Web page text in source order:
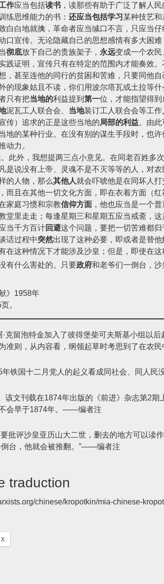
作应当包括读书 ，读那些有助于广泛了解人
练思维能力的书： 还应当包括学习 某种技艺和
白白地就擒，革命者应当缄口不言，只应当
口宣传。无论隐藏自己的思想感情有多大困
彻底放下自己的贵族架子， 永远变成一个农
践证明，宣传只有在特定的范围内才能奏效
，甚至连他的同行的贫困和苦难，只要同他
的现象姑且不读，你们用波尔塔瓦或土拉等
只有把当地的利益提到 第一位，才能指望得
泥瓦工人联合会、 当地装订工人联合会等工作
传）追求的正是这些当地的局部的利益。由
地的某种行业。在没有别的谋生手段时，也
动力。
外，我想提两三点小意见。在同老百姓多
是说没有上帝、灵魂不是不灭等等的人，对
的人物，那么其他人就会吓唬他是在同坏人
而且在其他一切文化方面，即在衣着方面（
家庭习惯和宗教信仰方面 ，他也应当是一个
堂里走走；每逢星期三和星期五应当戒斋，
当千方百计回避这个问题，要把一切苦难都归
话过程中突然出现了这种必要，即或者是替
这种情况下才能涉及沙皇；但是，即使在这
有什么害处的。只要政府和老爷们一倒台，
》1958年
。
·克留泡特金加入了彼得堡柴可夫斯基小组以
准则，从内容看，纲领起草时考思到了在农
年铁国十二月党人的起义看成同社会、同人
该文刊载在1874年出版的《前进》杂志第2
会早于1874年。——编者注
批评沙皇亚历山大二世，删去的地方可以读
台，他就会被推翻。”——编者注
traduction
chinese/kropotkin/mia-chinese-
X